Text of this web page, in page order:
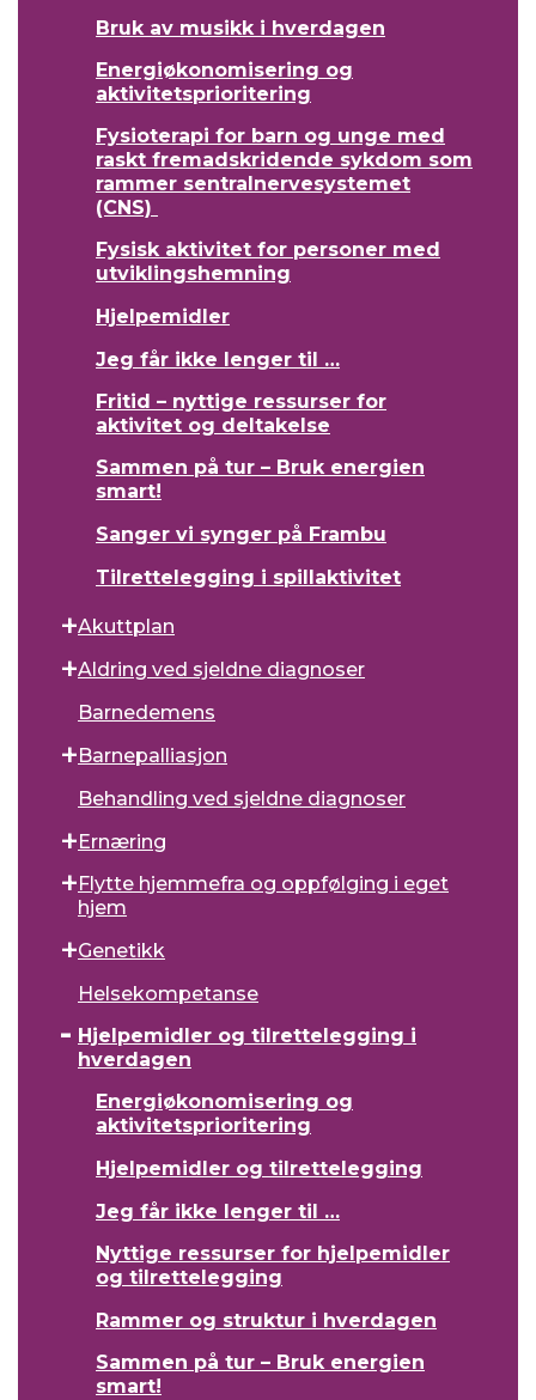
Bruk av musikk i hverdagen
Energiøkonomisering og
aktivitetsprioritering
Fysioterapi for barn og unge med
raskt fremadskridende sykdom som
rammer sentralnervesystemet
(CNS)
Fysisk aktivitet for personer med
utviklingshemning
Hjelpemidler
Jeg får ikke lenger til …
Fritid – nyttige ressurser for
aktivitet og deltakelse
Sammen på tur – Bruk energien
smart!
Sanger vi synger på Frambu
Tilrettelegging i spillaktivitet
Akuttplan
Aldring ved sjeldne diagnoser
Barnedemens
Barnepalliasjon
Behandling ved sjeldne diagnoser
Ernæring
Flytte hjemmefra og oppfølging i eget
hjem
Genetikk
Helsekompetanse
Hjelpemidler og tilrettelegging i
hverdagen
Energiøkonomisering og
aktivitetsprioritering
Hjelpemidler og tilrettelegging
Jeg får ikke lenger til …
Nyttige ressurser for hjelpemidler
og tilrettelegging
Rammer og struktur i hverdagen
Sammen på tur – Bruk energien
smart!